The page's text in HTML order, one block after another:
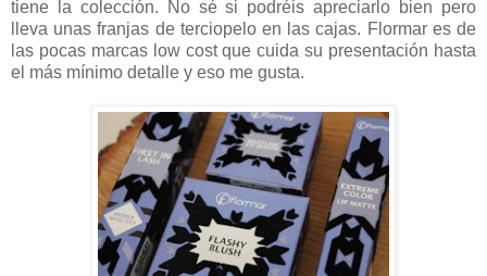
tiene la colección. No sé si podréis apreciarlo bien pero
lleva unas franjas de terciopelo en las cajas. Flormar es de
las pocas marcas low cost que cuida su presentación hasta
el más mínimo detalle y eso me gusta.